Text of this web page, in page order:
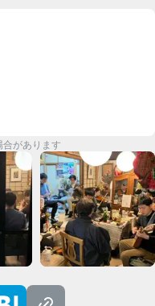
があります